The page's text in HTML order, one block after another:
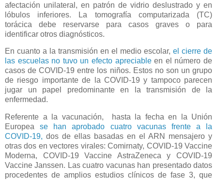
afectación unilateral, en patrón de vidrio deslustrado y en
lóbulos inferiores. La tomografía computarizada (TC)
torácica debe reservarse para casos graves o para
identificar otros diagnósticos.
En cuanto a la transmisión en el medio escolar, el cierre de
las escuelas no tuvo un efecto apreciableen el número de
casos de COVID-19 entre los niños. Estos no son un grupo
de riesgo importante de la COVID-19 y tampoco parecen
jugar un papel predominante en la transmisión de la
enfermedad.
Referente a la vacunación, hasta la fecha en la Unión
Europease han aprobado cuatro vacunas frente a la
COVID-19, dos de ellas basadas en el ARN mensajero y
otras dos en vectores virales: Comirnaty, COVID-19 Vaccine
Moderna, COVID-19 Vaccine AstraZeneca y COVID-19
Vaccine Janssen. Las cuatro vacunas han presentado datos
procedentes de amplios estudios clínicos de fase 3, que